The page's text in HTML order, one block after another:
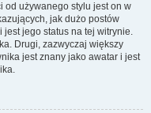
od używanego stylu jest on w
jak dużo postów
jest jego status na tej witrynie.
Drugi, zazwyczaj większy
jest znany jako awatar i jest